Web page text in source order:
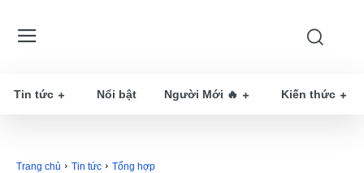
Tin tức Nổi bật Người Mới 🔥 Kiến thức
Trang chủ Tin tức Tổng hợp